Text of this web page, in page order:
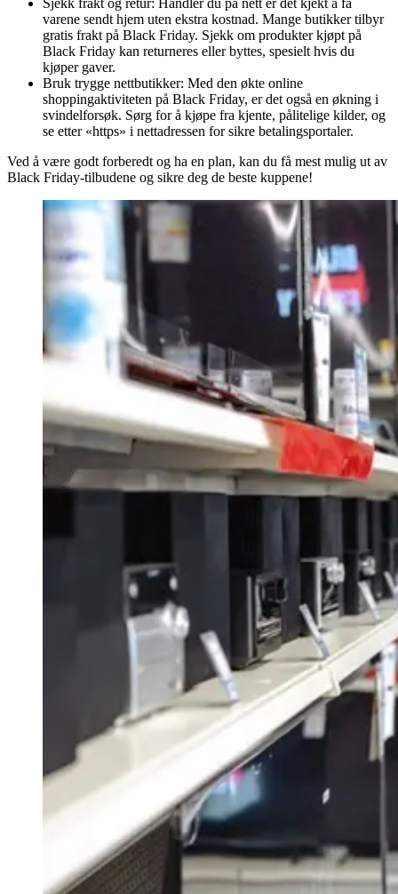
varene sendt hjem uten ekstra kostnad. Mange butikker tilbyr
gratis frakt på Black Friday. Sjekk om produkter kjøpt på
Black Friday kan returneres eller byttes, spesielt hvis du
kjøper gaver.
Bruk trygge nettbutikker: Med den økte online
shoppingaktiviteten på Black Friday, er det også en økning i
svindelforsøk. Sørg for å kjøpe fra kjente, pålitelige kilder, og
se etter «https» i nettadressen for sikre betalingsportaler.
Ved å være godt forberedt og ha en plan, kan du få mest mulig ut av
Black Friday-tilbudene og sikre deg de beste kuppene!